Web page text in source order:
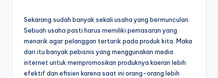
Sekarang sudah banyak sekali usaha yang bermunculan.
Sebuah usaha pasti harus memiliki pemasaran yang
menarik agar pelanggan tertarik pada produk kita. Maka
dari itu banyak pebisnis yang menggunakan media
internet untuk mempromosikan produknya kaeran lebih
efektif dan efisien karena saat ini orang-orang lebih